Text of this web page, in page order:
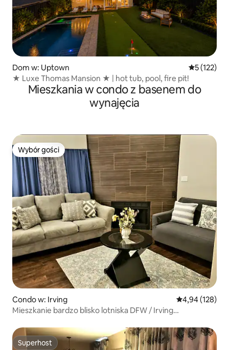
Dom w: Uptown Średnia
5 (122)
★ Luxe Thomas Mansion ★ | hot tub, pool, fire pit!
Mieszkania w condo z basenem do
wynajęcia
Wybór gości
Wybór gości
Condo w: Irving Średnia
4,94 (128)
Mieszkanie bardzo blisko lotniska DFW / Irving
Superhost
Superhost